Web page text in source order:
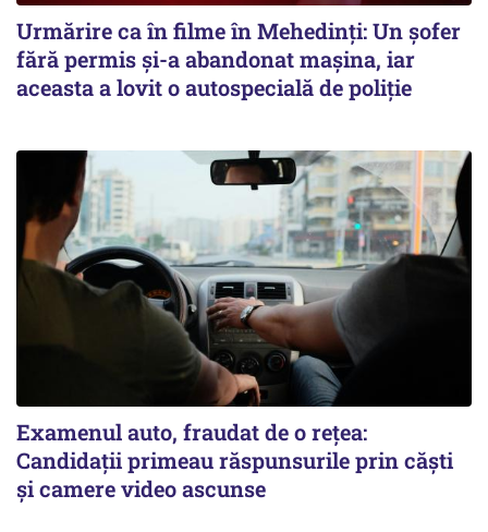
Urmărire ca în filme în Mehedinți: Un șofer
fără permis și-a abandonat mașina, iar
aceasta a lovit o autospecială de poliție
Examenul auto, fraudat de o rețea:
Candidații primeau răspunsurile prin căști
și camere video ascunse